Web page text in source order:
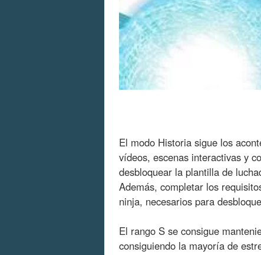
El modo Historia sigue los
vídeos, escenas interactivas y
desbloquear la plantilla de
Además, completar los
ninja, necesarios para
El rango S se consigue
consiguiendo la mayoría de